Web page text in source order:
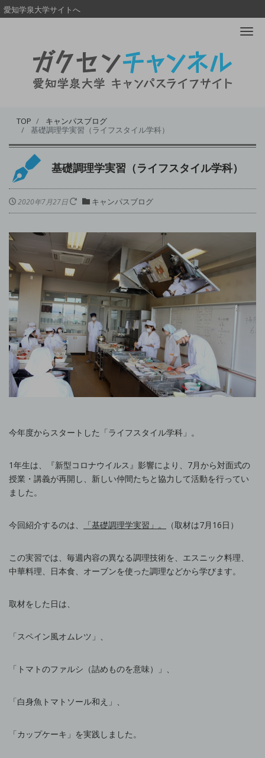
愛知学泉大学サイトへ
TOP
キャンパスブログ
基礎調理学実習（ライフスタイル学科）
基礎調理学実習（ライフスタイル学科）
2020年7月27日 キャンパスブログ
今年度からスタートした「ライフスタイル学科」。
1年生は、『新型コロナウイルス』影響により、7月から対面式の
授業・講義が再開し、新しい仲間たちと協力して活動を行ってい
ました。
今回紹介するのは、 「基礎調理学実習」。 （取材は7月16日）
この実習では、毎週内容の異なる調理技術を、エスニック料理、
中華料理、日本食、オーブンを使った調理などから学びます。
取材をした日は、
「スペイン風オムレツ」、
「トマトのファルシ（詰めものを意味）」、
「白身魚トマトソール和え」、
「カップケーキ」を実践しました。